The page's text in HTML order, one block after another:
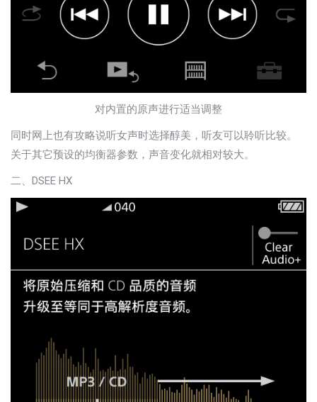
对内置的原声进行适当调整
同时网上也有攻略说听女声时选择醇美，听友可以聆听比较。
关于其它预设的均衡器参数，声音变化就相对较大。
二、DSEE HX